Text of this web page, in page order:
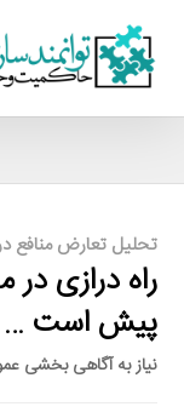
تحلیل تعارض منافع
راه درازی
پیش است …
نیاز به آگاهی بخشی